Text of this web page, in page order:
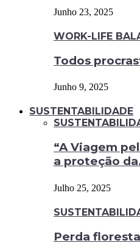
Junho 23, 2025
WORK-LIFE
Todos
Junho 9, 2025
SUSTENTABILIDADE
“A Viagem
a proteção
Julho 25, 2025
Perda